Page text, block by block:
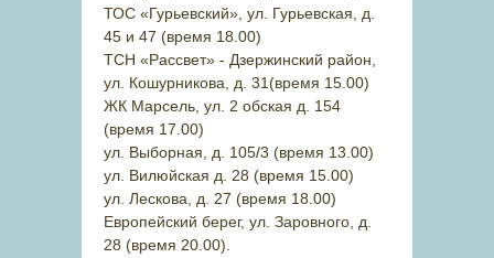
ТОС «Гурьевский», ул. Гурьевская, д.
45 и 47 (время 18.00)
ТСН «Рассвет» - Дзержинский район,
ул. Кошурникова, д. 31(время 15.00)
ЖК Марсель, ул. 2 обская д. 154
(время 17.00)
ул. Выборная, д. 105/3 (время 13.00)
ул. Вилюйская д. 28 (время 15.00)
ул. Лескова, д. 27 (время 18.00)
Европейский берег, ул. Заровного, д.
28 (время 20.00).